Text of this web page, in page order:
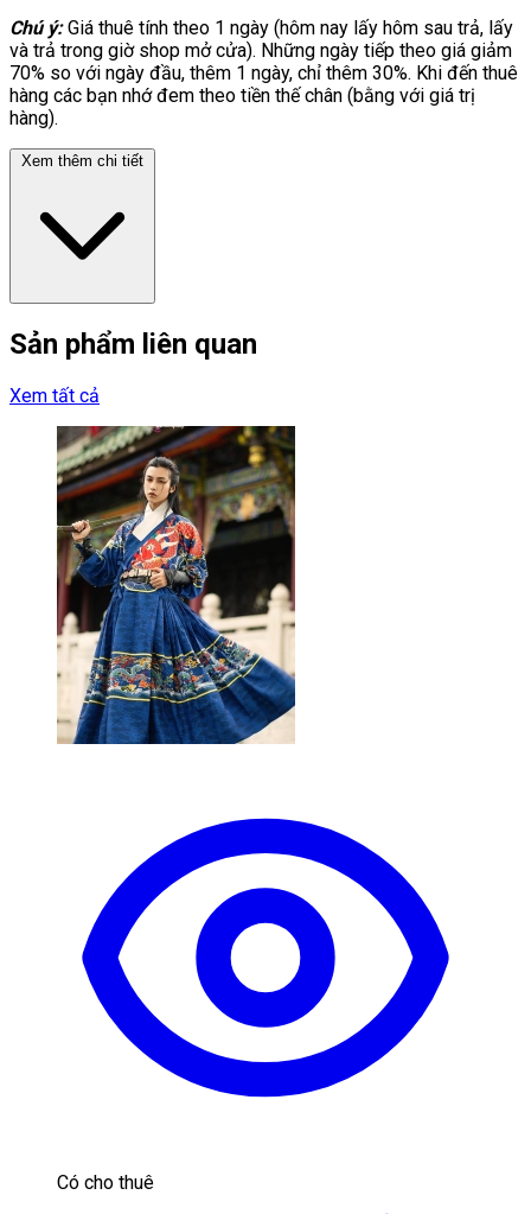
Chú ý:Giá thuê tính theo 1 ngày (hôm nay lấy hôm sau trả, lấy
và trả trong giờ shop mở cửa). Những ngày tiếp theo giá giảm
70% so với ngày đầu, thêm 1 ngày, chỉ thêm 30%. Khi đến thuê
hàng các bạn nhớ đem theo tiền thế chân (bằng với giá trị
hàng).
Xem thêm chi tiết
Sản phẩm liên quan
Xem tất cả
Có cho thuê